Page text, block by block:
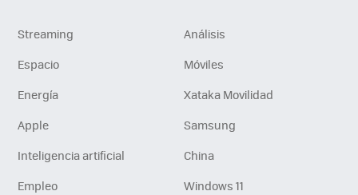
Streaming
Análisis
Espacio
Móviles
Energía
Xataka Movilidad
Apple
Samsung
Inteligencia artificial
China
Empleo
Windows 11